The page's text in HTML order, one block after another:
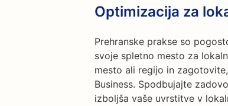
Optimizacija za
Prehranske prakse so
svoje spletno mesto za
mesto ali regijo in
Business. Spodbujajte
izboljša vaše uvrstitve v